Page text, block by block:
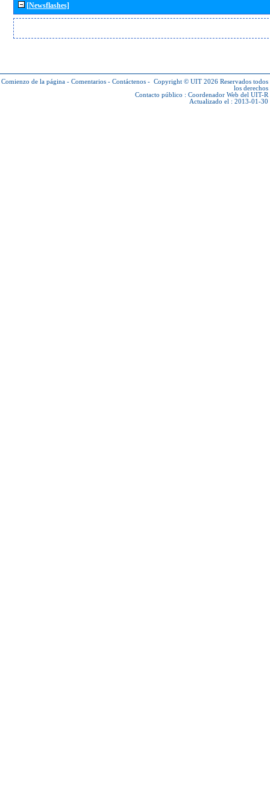
[Newsflashes]
Comienzo de la página - Comentarios - Contáctenos - Copyright © UIT 2026 Reservados todos
los derechos
Contacto público : Coordenador Web del UIT-R
Actualizado el : 2013-01-30